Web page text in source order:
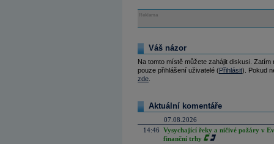
Reklama
Váš názor
Na tomto místě můžete zahájit diskusi.
pouze přihlášení uživatelé (Přihlásit). Pokud
zde
Aktuální komentáře
07.08.2026
14:46 Vysychající řeky a ničivé požáry v
finanční trhy